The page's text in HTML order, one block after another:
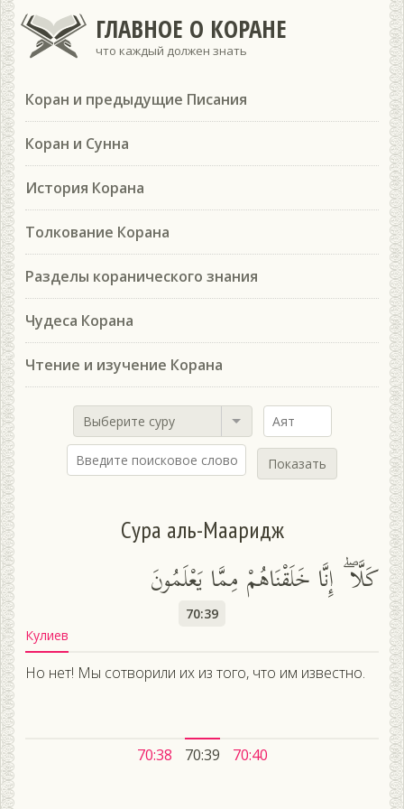
ГЛАВНОЕ О КОРАНЕ
что каждый должен знать
Коран и предыдущие Писания
Коран и Сунна
История Корана
Толкование Корана
Разделы коранического знания
Чудеса Корана
Чтение и изучение Корана
Выберите суру
Показать
Сура аль-Мааридж
كَلَّا ۖ إِنَّا خَلَقْنَاهُمْ مِمَّا يَعْلَمُونَ
70:39
Кулиев
Но нет! Мы сотворили их из того, что им известно.
70:38 70:39 70:40